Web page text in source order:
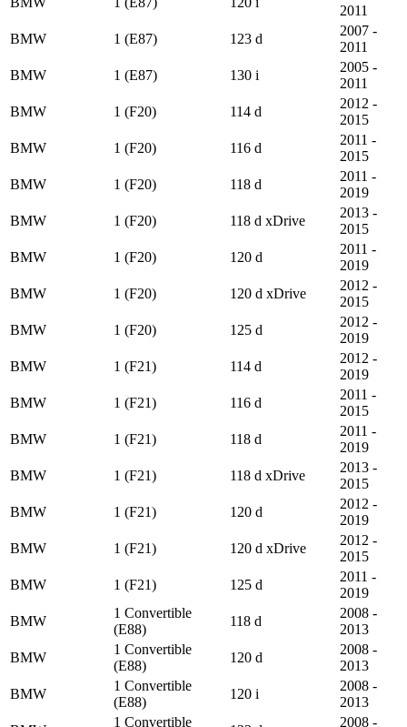
2011
BMW
1 (E87) 123 d
2007 -
2011
BMW
1 (E87) 130 i
2005 -
2011
BMW
1 (F20) 114 d
2012 -
2015
BMW
1 (F20) 116 d
2011 -
2015
BMW
1 (F20) 118 d
2011 -
2019
BMW
1 (F20) 118 d xDrive
2013 -
2015
BMW
1 (F20) 120 d
2011 -
2019
BMW
1 (F20) 120 d xDrive
2012 -
2015
BMW
1 (F20) 125 d
2012 -
2019
BMW
1 (F21) 114 d
2012 -
2019
BMW
1 (F21) 116 d
2011 -
2015
BMW
1 (F21) 118 d
2011 -
2019
BMW
1 (F21) 118 d xDrive
2013 -
2015
BMW
1 (F21) 120 d
2012 -
2019
BMW
1 (F21) 120 d xDrive
2012 -
2015
BMW
1 (F21) 125 d
2011 -
2019
BMW
1 Convertible
(E88)
118 d
2008 -
2013
BMW
1 Convertible
(E88)
120 d
2008 -
2013
BMW
1 Convertible
(E88)
120 i
2008 -
2013
1 Convertible 2008 -